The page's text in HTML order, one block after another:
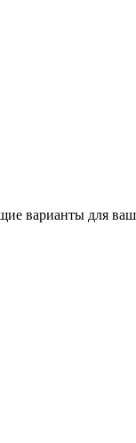
варианты для